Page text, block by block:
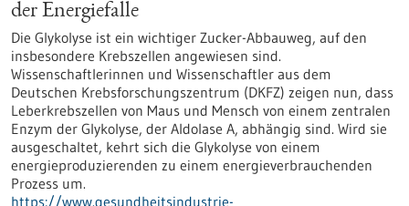
der Energiefalle
Die Glykolyse ist ein wichtiger Zucker-Abbauweg, auf den
insbesondere Krebszellen angewiesen sind.
Wissenschaftlerinnen und Wissenschaftler aus dem
Deutschen Krebsforschungszentrum (DKFZ) zeigen nun, dass
Leberkrebszellen von Maus und Mensch von einem zentralen
Enzym der Glykolyse, der Aldolase A, abhängig sind. Wird sie
ausgeschaltet, kehrt sich die Glykolyse von einem
energieproduzierenden zu einem energieverbrauchenden
Prozess um.
https://www.gesundheitsindustrie-